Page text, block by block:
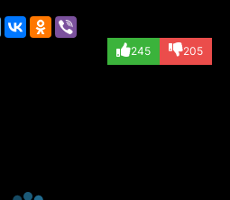
245 205